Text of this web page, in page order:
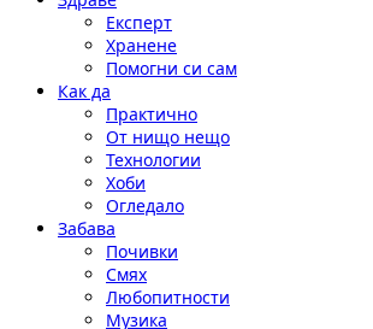
Експерт
Хранене
Помогни си сам
Как да
Практично
От нищо нещо
Технологии
Хоби
Огледало
Забава
Почивки
Смях
Любопитности
Музика